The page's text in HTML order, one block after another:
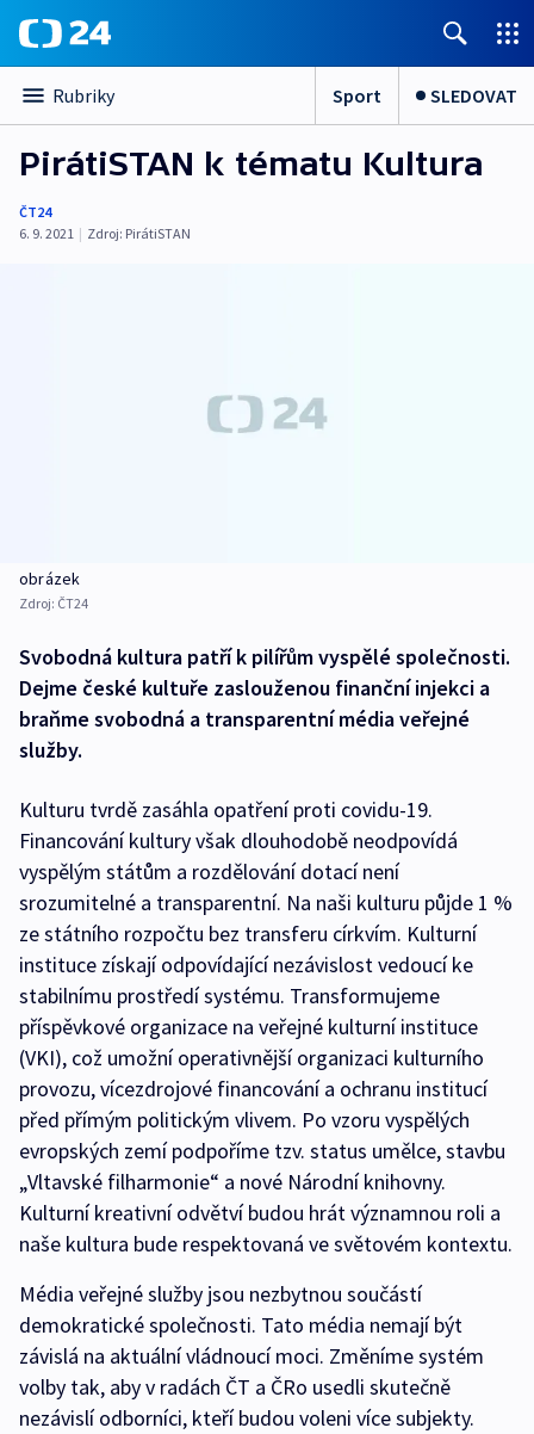
Rubriky Sport SLEDOVAT
PirátiSTAN k tématu Kultura
ČT24
6. 9. 2021 | Zdroj: PirátiSTAN
obrázek
Zdroj: ČT24
Svobodná kultura patří k pilířům vyspělé společnosti.
Dejme české kultuře zaslouženou finanční injekci a
braňme svobodná a transparentní média veřejné
služby.
Kulturu tvrdě zasáhla opatření proti covidu-19.
Financování kultury však dlouhodobě neodpovídá
vyspělým státům a rozdělování dotací není
srozumitelné a transparentní. Na naši kulturu půjde 1 %
ze státního rozpočtu bez transferu církvím. Kulturní
instituce získají odpovídající nezávislost vedoucí ke
stabilnímu prostředí systému. Transformujeme
příspěvkové organizace na veřejné kulturní instituce
(VKI), což umožní operativnější organizaci kulturního
provozu, vícezdrojové financování a ochranu institucí
před přímým politickým vlivem. Po vzoru vyspělých
evropských zemí podpoříme tzv. status umělce, stavbu
„Vltavské filharmonie“ a nové Národní knihovny.
Kulturní kreativní odvětví budou hrát významnou roli a
naše kultura bude respektovaná ve světovém kontextu.
Média veřejné služby jsou nezbytnou součástí
demokratické společnosti. Tato média nemají být
závislá na aktuální vládnoucí moci. Změníme systém
volby tak, aby v radách ČT a ČRo usedli skutečně
nezávislí odborníci, kteří budou voleni více subjekty.